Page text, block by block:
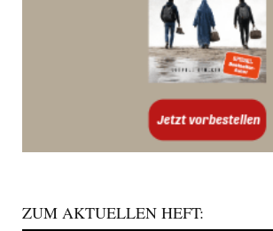
ZUM AKTUELLEN HEFT: